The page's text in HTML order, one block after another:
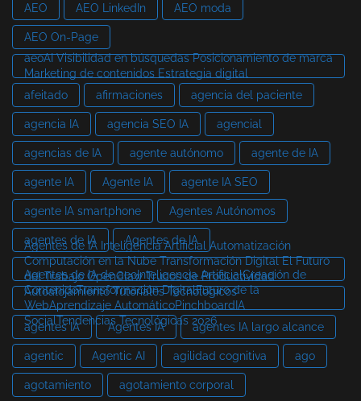
AEO AEO LinkedIn AEO moda
AEO On-Page
aeoAI Visibilidad en búsquedas Posicionamiento de marca
Marketing de contenidos Estrategia digital
afeitado
afirmaciones agencia del paciente
agencia IA agencia SEO IA agencial
agencias de IA agente autónomo agente de IA
agente IA Agente IA agente IA SEO
agente IA smartphone Agentes Autónomos
agentes de IA Agentes de IA
Agentes de IA Inteligencia Artificial Automatización
Computación en la Nube Transformación Digital El Futuro
del Trabajo OpenClaw Trucos de Productividad
Autoalojamiento Tutoriales Tecnológicos
Agentes de IA de aeoInteligencia ArtificialCreación de
ContenidoTransformación DigitalFuturo de la
WebAprendizaje AutomáticoPinchboardIA
SocialTendencias Tecnológicas 2026
agentes IA Agentes IA agentes IA largo alcance
agentic Agentic AI agilidad cognitiva ago
agotamiento agotamiento corporal